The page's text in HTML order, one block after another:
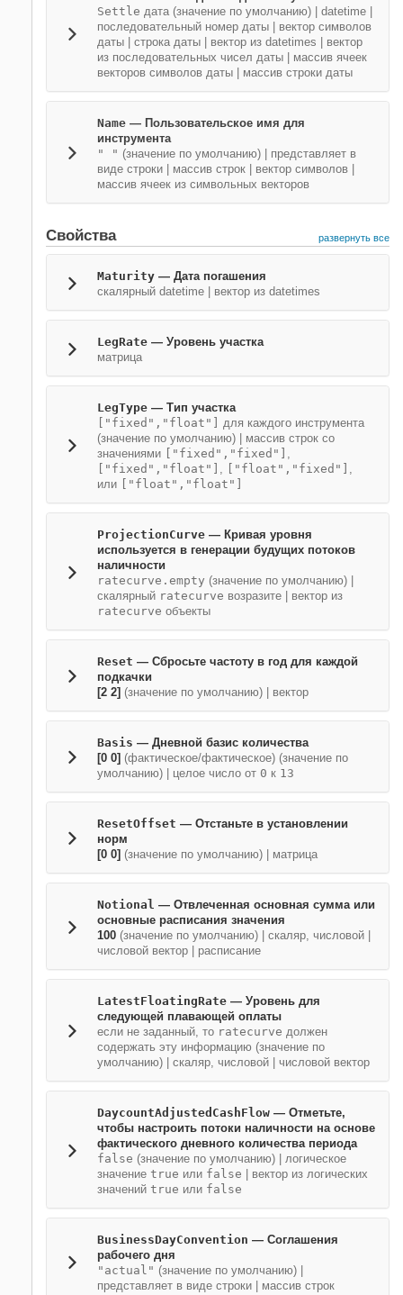
Settle дата (значение по умолчанию) | datetime
последовательный номер даты
вектор символов
даты
строка даты вектор из datetimes
вектор
из последовательных чисел даты
массив ячеек
векторов символов даты
массив строки даты
Name — Пользовательское имя для
инструмента
" " (значение по умолчанию) | представляет в
виде строки
массив строк вектор символов
массив ячеек из символьных векторов
Свойства развернуть все
Maturity — Дата погашения
скалярный datetime
вектор из datetimes
LegRate — Уровень участка
матрица
LegType — Тип участка
["fixed","float"]
для каждого инструмента
(значение по умолчанию) | массив строк со
значениями
["fixed","fixed"] ,
["fixed","float"] , ["float","fixed"] ,
или
["float","float"]
ProjectionCurve — Кривая уровня
используется в генерации будущих потоков
наличности
ratecurve.empty (значение по умолчанию) |
скалярный ratecurve возразите
вектор из
ratecurve объекты
Reset — Сбросьте частоту в год для каждой
подкачки
[2 2] (значение по умолчанию) | вектор
Basis — Дневной базис количества
[0 0] (фактическое/фактическое) (значение по
умолчанию) | целое число от 0 к 13
ResetOffset — Отстаньте в установлении
норм
[0 0] (значение по умолчанию) | матрица
Notional — Отвлеченная основная сумма или
основные расписания значения
100 (значение по умолчанию) | скаляр, числовой
числовой вектор
расписание
LatestFloatingRate — Уровень для
следующей плавающей оплаты
если не заданный, то ratecurve должен
содержать эту информацию (значение по
умолчанию) | скаляр, числовой числовой вектор
DaycountAdjustedCashFlow — Отметьте,
чтобы настроить потоки наличности на основе
фактического дневного количества периода
false (значение по умолчанию) | логическое
значение true или false
вектор из логических
значений true или false
BusinessDayConvention — Соглашения
рабочего дня
"actual" (значение по умолчанию) |
представляет в виде строки
массив строк